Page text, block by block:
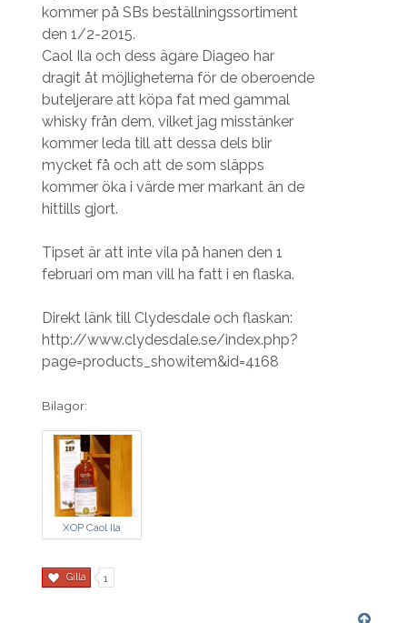
kommer på SBs beställningssortiment
den 1/2-2015.
Caol Ila och dess ägare Diageo har
dragit åt möjligheterna för de oberoende
buteljerare att köpa fat med gammal
whisky från dem, vilket jag misstänker
kommer leda till att dessa dels blir
mycket få och att de som släpps
kommer öka i värde mer markant än de
hittills gjort.
Tipset är att inte vila på hanen den 1
februari om man vill ha fatt i en flaska.
Direkt länk till Clydesdale och flaskan:
http://www.clydesdale.se/index.php?
page=products_showitem&id=4168
Bilagor:
XOP Caol Ila
Gilla 1